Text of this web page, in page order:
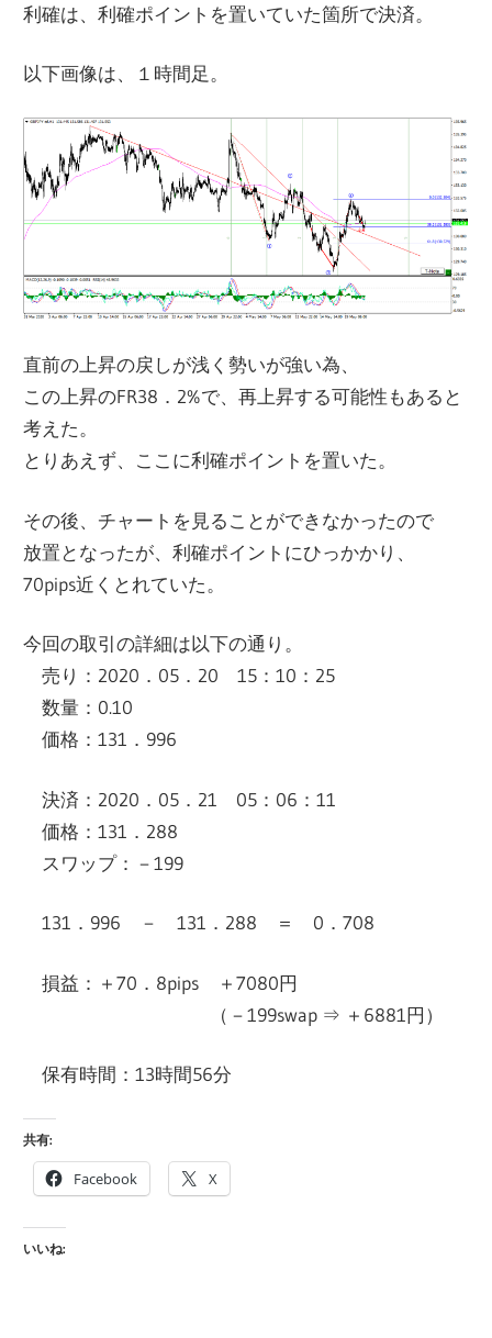
利確は、利確ポイントを置いていた箇所で決済。
以下画像は、１時間足。
直前の上昇の戻しが浅く勢いが強い為、
この上昇のFR38．2%で、再上昇する可能性もあると
考えた。
とりあえず、ここに利確ポイントを置いた。
その後、チャートを見ることができなかったので
放置となったが、利確ポイントにひっかかり、
70pips近くとれていた。
今回の取引の詳細は以下の通り。
売り：2020．05．20 15：10：25
数量：0.10
価格：131．996
決済：2020．05．21 05：06：11
価格：131．288
スワップ：－199
131．996 － 131．288 ＝ 0．708
損益：＋70．8pips ＋7080円
（－199swap ⇒ ＋6881円）
保有時間：13時間56分
共有:
Facebook X
いいね: